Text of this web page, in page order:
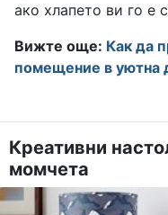
ако хлапето ви го е
Вижте още: Как да
помещение в уютна
Креативни
момчета